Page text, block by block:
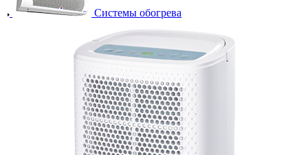
Системы обогрева